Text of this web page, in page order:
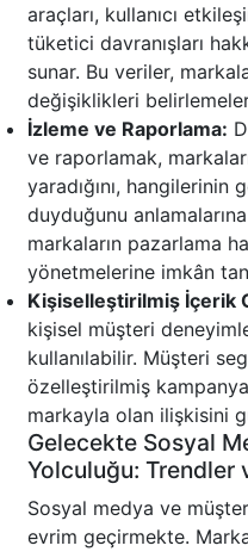
araçları, kullanıcı
tüketici davranışları
sunar. Bu veriler,
değişiklikleri
İzleme ve Raporlama:
ve raporlamak,
yaradığını,
duyduğunu
markaların pazarlama
yönetmelerine imkân
Kişiselleştirilmiş İçerik
kişisel müşteri
kullanılabilir. Müşteri
özelleştirilmiş kampanya
markayla olan ilişkisini
Gelecekte Sosyal
Yolculuğu: Trendler
Sosyal medya ve
evrim geçirmekte.